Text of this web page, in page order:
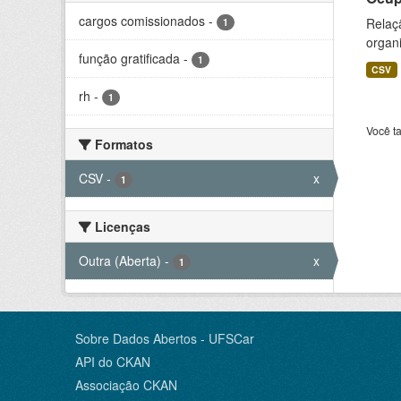
cargos comissionados - 1
função gratificada - 1
rh - 1
Formatos
CSV - 1 x
Licenças
Outra (Aberta) - 1 x
CSV
Você
Sobre Dados Abertos - UFSCar
API do CKAN
Associação CKAN